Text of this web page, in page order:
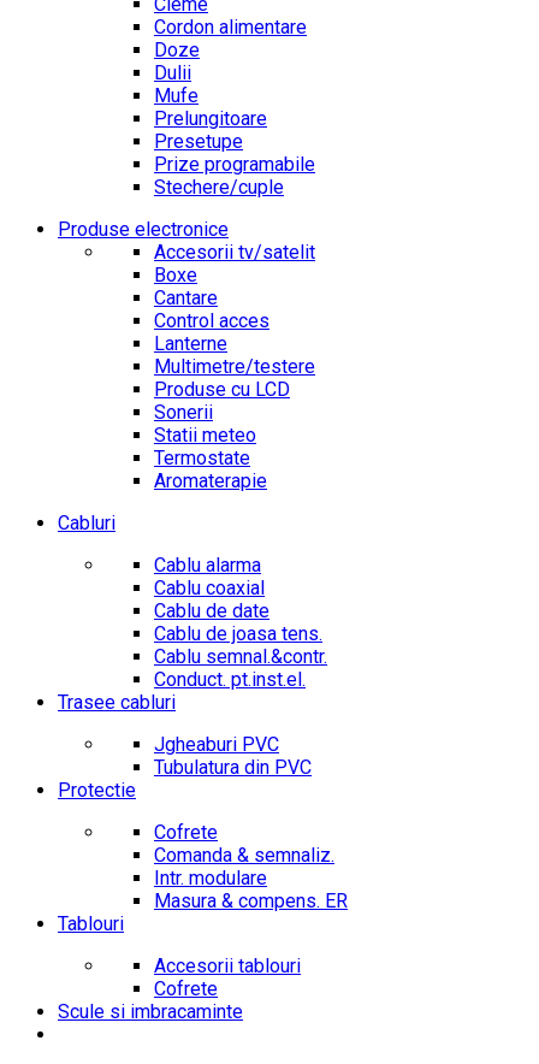
Cordon alimentare
Doze
Dulii
Mufe
Prelungitoare
Presetupe
Prize programabile
Stechere/cuple
Produse electronice
Accesorii tv/satelit
Boxe
Cantare
Control acces
Lanterne
Multimetre/testere
Produse cu LCD
Sonerii
Statii meteo
Termostate
Aromaterapie
Cabluri
Cablu alarma
Cablu coaxial
Cablu de date
Cablu de joasa tens.
Cablu semnal.&contr.
Conduct. pt.inst.el.
Trasee cabluri
Jgheaburi PVC
Tubulatura din PVC
Protectie
Cofrete
Comanda & semnaliz.
Intr. modulare
Masura & compens. ER
Tablouri
Accesorii tablouri
Cofrete
Scule si imbracaminte